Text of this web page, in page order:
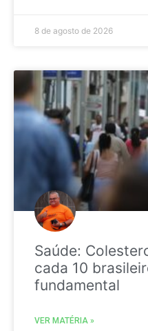
8 de agosto de 2026
Saúde:
cada 10
fundamental
VER MATÉRIA »